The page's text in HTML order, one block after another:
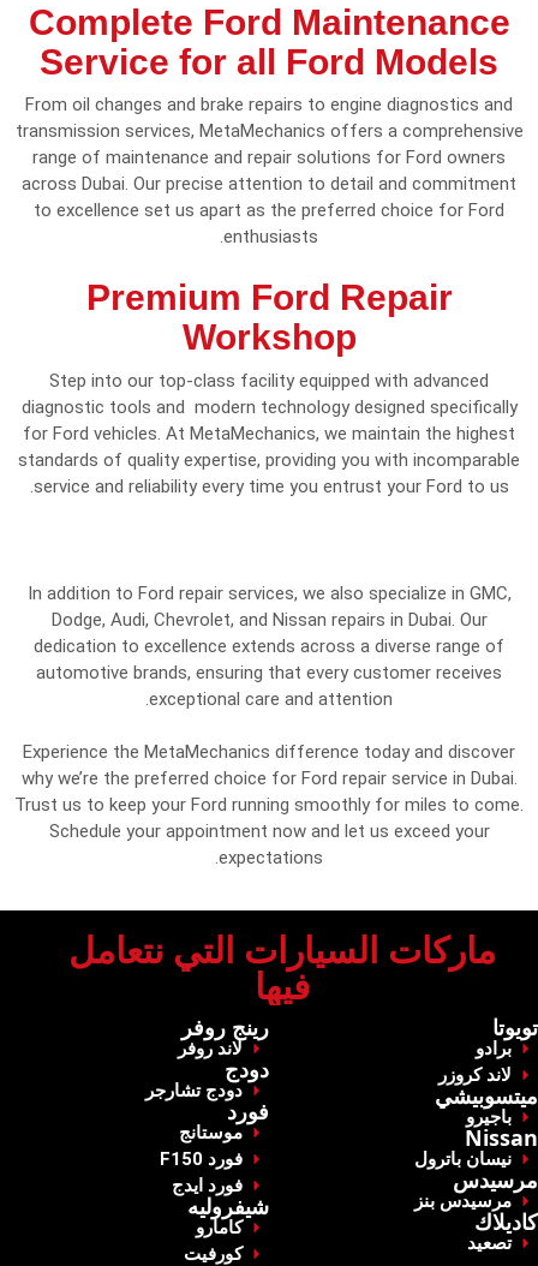
Complete Ford Maintenance
Service for all Ford Models
From oil changes and brake repairs to engine diagnostics and
transmission services, MetaMechanics offers a comprehensive
range of maintenance and repair solutions for Ford owners
across Dubai. Our precise attention to detail and commitment
to excellence set us apart as the preferred choice for Ford
enthusiasts.
Premium Ford Repair
Workshop
Step into our top-class facility equipped with advanced
diagnostic tools and modern technology designed specifically
for Ford vehicles. At MetaMechanics, we maintain the highest
standards of quality expertise, providing you with incomparable
service and reliability every time you entrust your Ford to us.
In addition to Ford repair services, we also specialize in GMC,
Dodge, Audi, Chevrolet, and Nissan repairs in Dubai. Our
dedication to excellence extends across a diverse range of
automotive brands, ensuring that every customer receives
exceptional care and attention.
Experience the MetaMechanics difference today and discover
why we’re the preferred choice for Ford repair service in Dubai.
Trust us to keep your Ford running smoothly for miles to come.
Schedule your appointment now and let us exceed your
expectations.
‏ماركات السيارات التي نتعامل
فيها‏
‏تويوتا‏
برادو
‏لاند كروزر‏
‏ميتسوبيشي‏
‏باجيرو‏
Nissan
‏نيسان باترول‏
مرسيدس
‏مرسيدس بنز‏
‏كاديلاك ‏
‏تصعيد‏
‏رينج روفر‏
‏لاند روفر‏
‏دودج‏
‏دودج تشارجر‏
‏فورد‏
‏موستانج‏
‏فورد F150‏
‏فورد ايدج‏
شيفروليه
‏كامارو‏
‏كورفيت‏